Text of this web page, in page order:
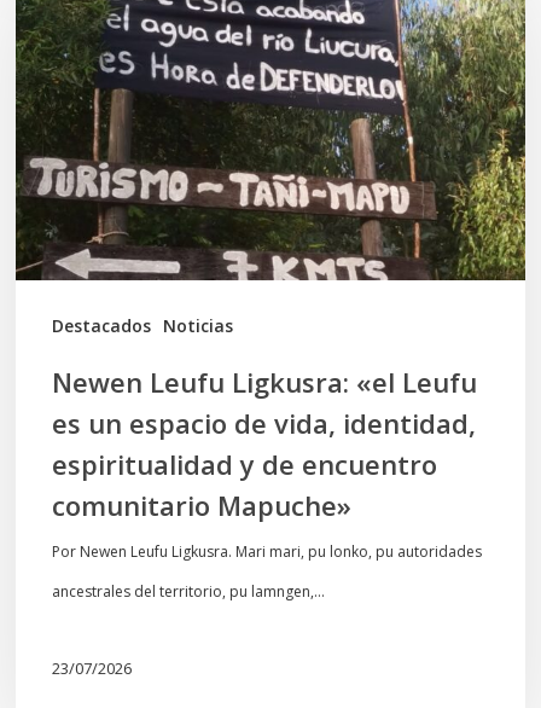
Destacados Noticias
Ligkusra:
«el
Leufu
es
un
espacio
de
vida,
espiritualidad
encuentro
comunitario
Mapuche»
Newen Leufu Ligkusra: «el Leufu
es un espacio de vida, identidad,
espiritualidad y de encuentro
comunitario Mapuche»
Por Newen Leufu Ligkusra. Mari mari, pu lonko, pu autoridades
ancestrales del territorio, pu lamngen,…
23/07/2026